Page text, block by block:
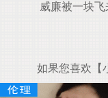
威廉被一块飞
如果您喜欢【